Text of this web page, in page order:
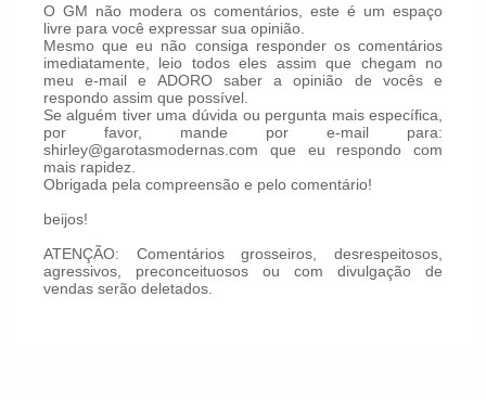
O GM não modera os comentários, este é um espaço
livre para você expressar sua opinião.
Mesmo que eu não consiga responder os comentários
imediatamente, leio todos eles assim que chegam no
meu e-mail e ADORO saber a opinião de vocês e
respondo assim que possível.
Se alguém tiver uma dúvida ou pergunta mais específica,
por favor, mande por e-mail para:
shirley@garotasmodernas.com que eu respondo com
mais rapidez.
Obrigada pela compreensão e pelo comentário!
beijos!
ATENÇÃO: Comentários grosseiros, desrespeitosos,
agressivos, preconceituosos ou com divulgação de
vendas serão deletados.